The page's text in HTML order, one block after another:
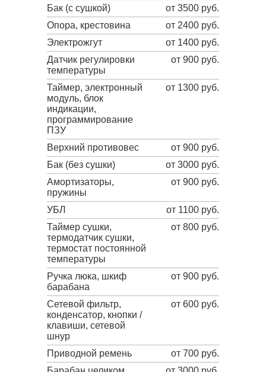
Бак (с сушкой)
от 3500 руб.
Опора, крестовина
от 2400 руб.
Электрожгут
от 1400 руб.
Датчик регулировки
температуры
от 900 руб.
Таймер, электронный
модуль, блок
индикации,
программирование
ПЗУ
от 1300 руб.
Верхний противовес
от 900 руб.
Бак (без сушки)
от 3000 руб.
Амортизаторы,
пружины
от 900 руб.
УБЛ
от 1100 руб.
Таймер сушки,
термодатчик сушки,
термостат постоянной
температуры
от 800 руб.
Ручка люка, шкиф
барабана
от 900 руб.
Сетевой фильтр,
конденсатор, кнопки /
клавиши, сетевой
шнур
от 600 руб.
Приводной ремень
от 700 руб.